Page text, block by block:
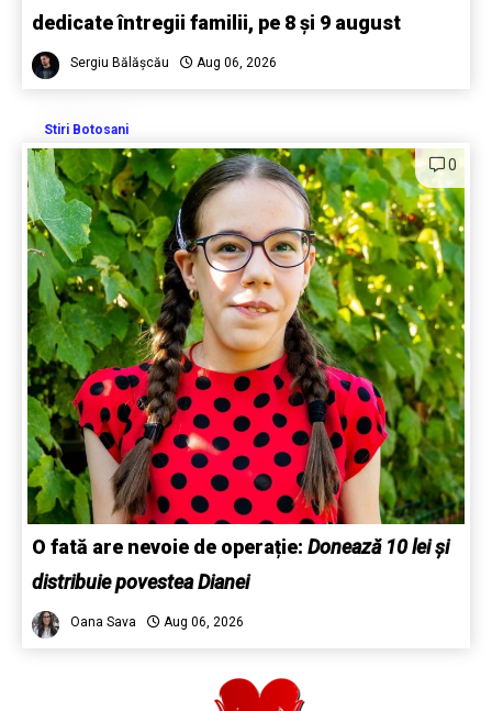
dedicate întregii familii, pe 8 și 9 august
Sergiu Bălășcău Aug 06, 2026
Stiri Botosani
0
O fată are nevoie de operație: Donează 10 lei și
distribuie povestea Dianei
Oana Sava Aug 06, 2026